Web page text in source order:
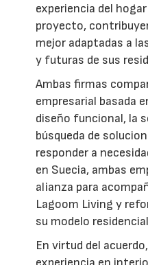
experiencia del
proyecto,
mejor adaptadas a
y futuras de sus
Ambas firmas
empresarial basada
diseño funcional, la
búsqueda de
responder a
en Suecia, ambas
alianza para
Lagoom Living y
su modelo
En virtud del